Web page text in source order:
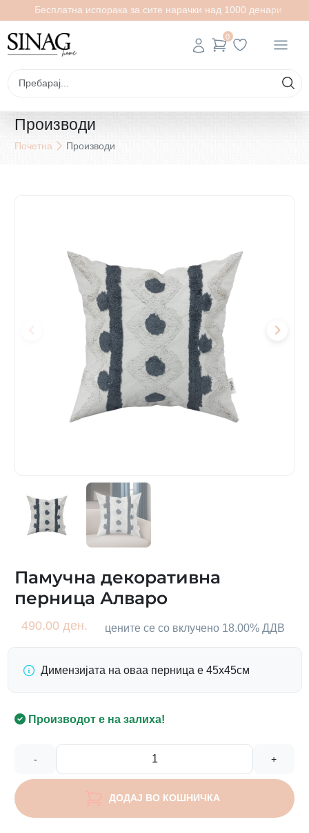
Бесплатна испорака за сите нарачки над 1000 денари
0
Производи
Почетна Производи
Памучна декоративна
перница Алваро
490.00 ден. цените се со вклучено 18.00% ДДВ
Димензијата на оваа перница е 45х45см
Производот е на залиха!
- +
ДОДАЈ ВО КОШНИЧКА